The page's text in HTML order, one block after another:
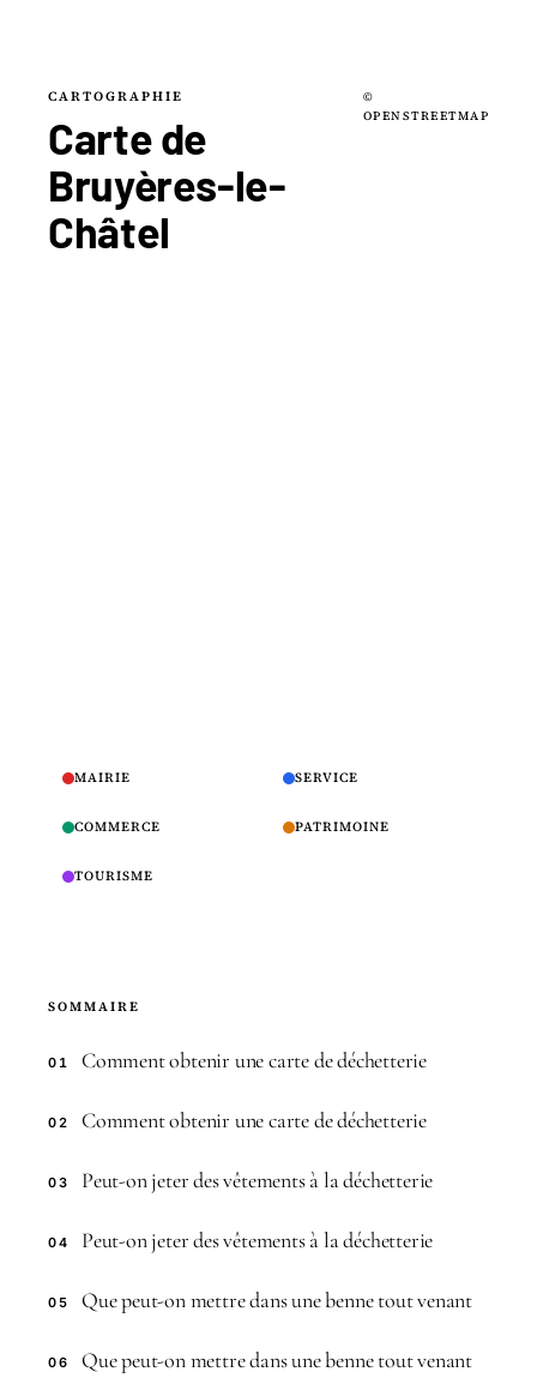
CARTOGRAPHIE
Carte de
Bruyères-le-
Châtel
©
OPENSTREETMAP
MAIRIE SERVICE
COMMERCE PATRIMOINE
TOURISME
SOMMAIRE
01 Comment obtenir une carte de déchetterie
02 Comment obtenir une carte de déchetterie
03 Peut-on jeter des vêtements à la déchetterie
04 Peut-on jeter des vêtements à la déchetterie
05 Que peut-on mettre dans une benne tout venant
06 Que peut-on mettre dans une benne tout venant